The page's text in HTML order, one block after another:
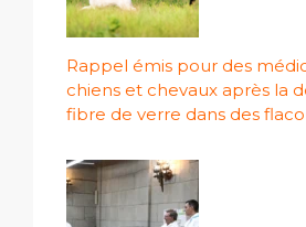
Rappel émis pour des
chiens et chevaux après la
fibre de verre dans des